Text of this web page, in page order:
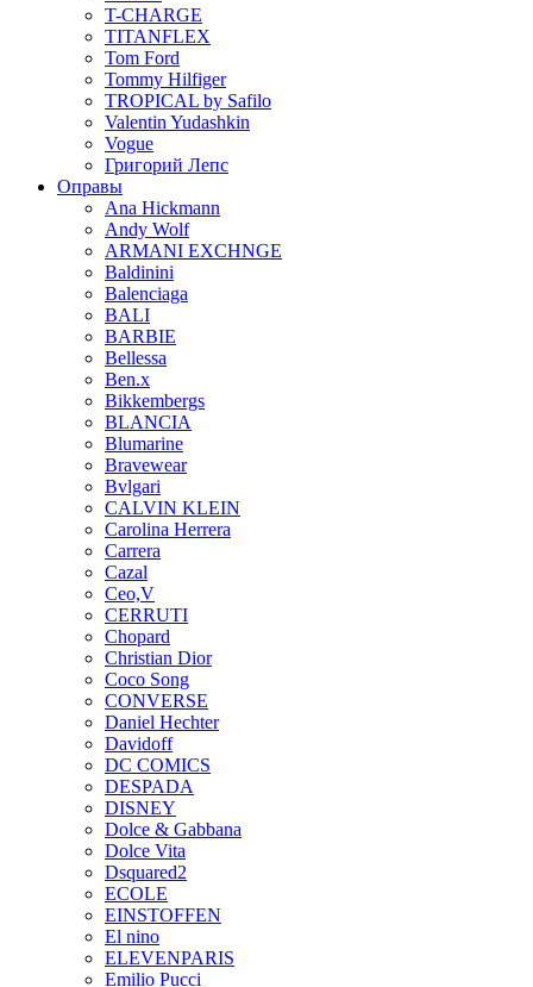
T-CHARGE
TITANFLEX
Tom Ford
Tommy Hilfiger
TROPICAL by Safilo
Valentin Yudashkin
Vogue
Григорий Лепс
Оправы
Ana Hickmann
Andy Wolf
ARMANI EXCHNGE
Baldinini
Balenciaga
BALI
BARBIE
Bellessa
Ben.x
Bikkembergs
BLANCIA
Blumarine
Bravewear
Bvlgari
CALVIN KLEIN
Carolina Herrera
Carrera
Cazal
Ceo,V
CERRUTI
Chopard
Christian Dior
Coco Song
CONVERSE
Daniel Hechter
Davidoff
DC COMICS
DESPADA
DISNEY
Dolce & Gabbana
Dolce Vita
Dsquared2
ECOLE
EINSTOFFEN
El nino
ELEVENPARIS
Emilio Pucci